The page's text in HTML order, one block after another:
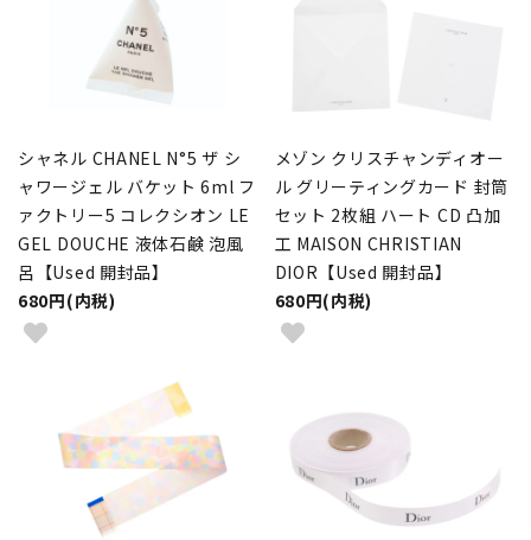
シャネル CHANEL N°5 ザ シ
ャワージェル バケット 6ml フ
ァクトリー5 コレクシオン LE
GEL DOUCHE 液体石鹸 泡風
呂【Used 開封品】
680円(内税)
メゾン クリスチャンディオー
ル グリーティングカード 封筒
セット 2枚組 ハート CD 凸加
工 MAISON CHRISTIAN
DIOR【Used 開封品】
680円(内税)